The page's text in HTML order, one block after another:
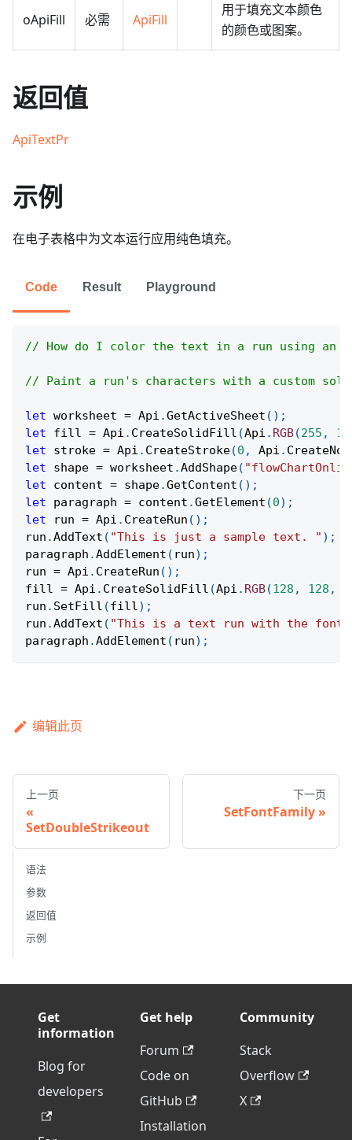
oApiFill 必需 ApiFill
用于填充文本颜色
的颜色或图案。
返回值
ApiTextPr
示例
在电子表格中为文本运行应用纯色填充。
Code Result Playground
// How do I color the text in a run using an
// Paint a run's characters with a custom
let worksheet = Api .GetActiveSheet ( ) ;
let fill = Api . CreateSolidFill (Api . RGB(255 ,
let stroke = Api . CreateStroke(0 , Api .
let shape = worksheet .AddShape(
let content = shape.GetContent ( ) ;
let paragraph = content .GetElement (0) ;
let run = Api . CreateRun ( ) ;
run .AddText ( "This is just a sample text. " ) ;
paragraph .AddElement ( run) ;
run = Api . CreateRun ( ) ;
fill = Api . CreateSolidFill (Api . RGB(128 , 128 ,
run . SetFill (fill) ;
run .AddText ( "This is a text run with the font
paragraph .AddElement ( run) ;
编辑此页
上一页
SetDoubleStrikeout
下一页
SetFontFamily
语法
参数
返回值
示例
Get
information
Blog for
developers
Get help
Forum
Code on
GitHub
Installation
Community
Stack
Overflow
X